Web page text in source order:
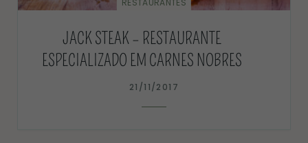
RESTAURANTES
JACK STEAK – RESTAURANTE
ESPECIALIZADO EM CARNES NOBRES
21/11/2017